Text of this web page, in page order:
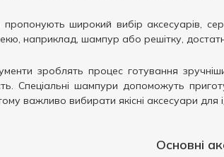
широкий вибір аксесуарів,
наприклад, шампур або решітку,
зроблять процес готування
Спеціальні шампури допоможуть
важливо вибирати якісні аксесуари для
Основні